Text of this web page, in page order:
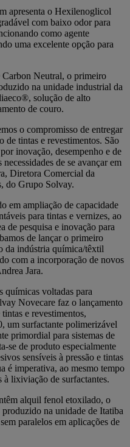
apresenta o Hexilenoglicol
com baixo odor para
como agente
uma excelente opção para
Neutral, o primeiro
na unidade industrial da
solução de alto
de couro.
o compromisso de entregar
de tintas e revestimentos. São
inovação, desempenho e de
de se avançar em
Diretora Comercial da
do Grupo Solvay.
em ampliação de capacidade
para tintas e vernizes, ao
de pesquisa e inovação para
de lançar o primeiro
da indústria química/têxtil
com a incorporação de novos
Jara.
químicas voltadas para
Novecare faz o lançamento
e revestimentos,
um surfactante polimerizável
primordial para sistemas de
se de produto especialmente
sensíveis à pressão e tintas
é imperativa, ao mesmo tempo
à lixiviação de surfactantes.
alquil fenol etoxilado, o
na unidade de Itatiba
paralelos em aplicações de